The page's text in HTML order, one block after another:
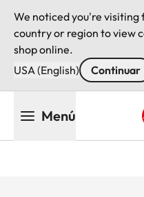
We noticed you're visiting
country or region to view
shop online.
USA (English)
Continuar
Menú